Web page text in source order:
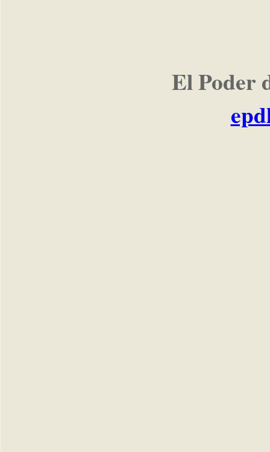
El Poder